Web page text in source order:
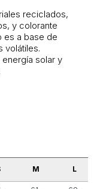
reciclados,
y colorante
es a base de
volátiles.
solar y
M L